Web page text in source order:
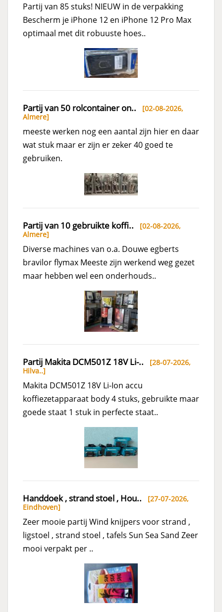
Partij van 85 stuks! NIEUW in de verpakking
Bescherm je iPhone 12 en iPhone 12 Pro Max
optimaal met dit robuuste hoes..
Partij van 50 rolcontainer on.. [02-08-2026,
Almere]
meeste werken nog een aantal zijn hier en daar
wat stuk maar er zijn er zeker 40 goed te
gebruiken.
Partij van 10 gebruikte koffi.. [02-08-2026,
Almere]
Diverse machines van o.a. Douwe egberts
bravilor flymax Meeste zijn werkend weg gezet
maar hebben wel een onderhouds..
Partij Makita DCM501Z 18V Li-.. [28-07-2026,
Hilva..]
Makita DCM501Z 18V Li-Ion accu
koffiezetapparaat body 4 stuks, gebruikte maar
goede staat 1 stuk in perfecte staat..
Handdoek , strand stoel , Hou.. [27-07-2026,
Eindhoven]
Zeer mooie partij Wind knijpers voor strand ,
ligstoel , strand stoel , tafels Sun Sea Sand Zeer
mooi verpakt per ..